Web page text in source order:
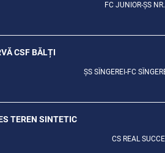
FC JUNIOR-ȘS
CSF BĂLȚI
ȘS SÎNGEREI-FC
TEREN SINTETIC
CS REAL